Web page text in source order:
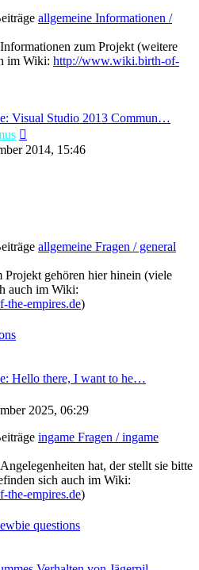
allgemeine Informationen /
zum Projekt (weitere
im Wiki: http://www.wiki.birth-of-
Visual Studio 2013 Commun…
Beitrag
2014, 15:46
allgemeine Fragen / general
Projekt gehören hier hinein (viele
auch im Wiki:
empires.de)
Hello there, I want to he…
2025, 06:29
ingame Fragen / ingame
hat, der stellt sie bitte
sich auch im Wiki:
empires.de)
questions